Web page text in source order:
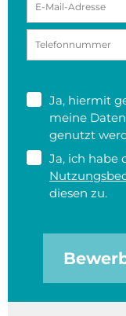
Ja, hiermit
meine
genutzt
Ja, ich habe
diesen zu.